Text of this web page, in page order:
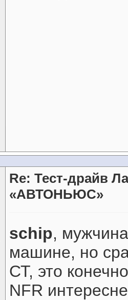
Re: Тест-драйв
«АВТОНЬЮС»
schip,
машине, но
СТ, это
NFR